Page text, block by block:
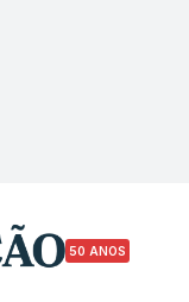
50 ANOS